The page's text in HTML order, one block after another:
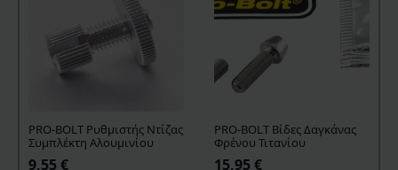
PRO-BOLT Ρυθμιστής Ντίζας
Συμπλέκτη Αλουμινίου
9,55 €
PRO-BOLT Βίδες Δαγκάνας
Φρένου Τιτανίου
15,95 €